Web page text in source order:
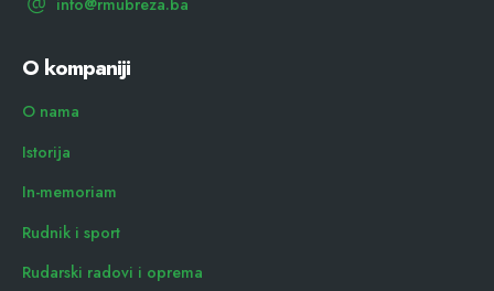
O kompaniji
O nama
Istorija
In-memoriam
Rudnik i sport
Rudarski radovi i oprema